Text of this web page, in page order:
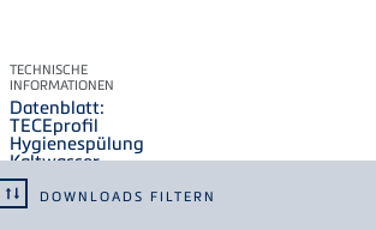
DOWNLOADS FILTERN
TECHNISCHE
INFORMATIONEN
Datenblatt:
TECEprofil
Hygienespülung
Kaltwasser